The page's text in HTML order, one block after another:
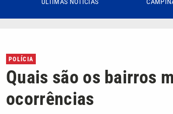
POLÍCIA
Quais são os bairros
ocorrências